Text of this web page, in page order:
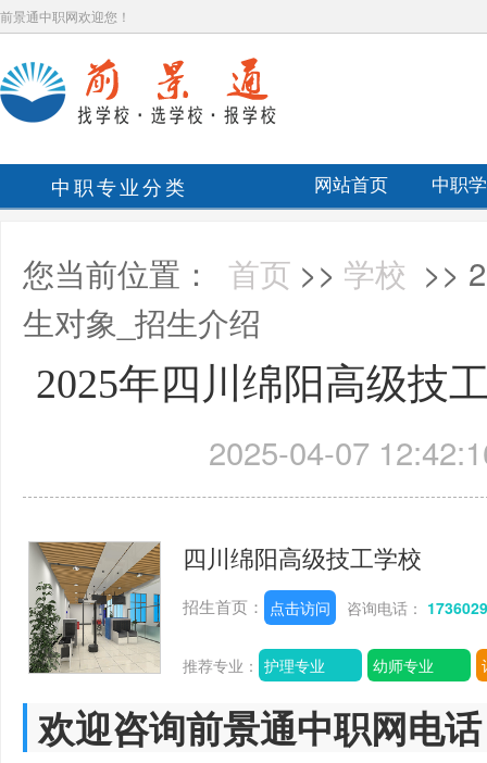
前景通中职网欢迎您！
中职专业分类 网站首页 中职
您当前位置： 首页 >> 学校 >>
生对象_招生介绍
2025年四川绵阳高级技
2025-04-07
四川绵阳高级技工学校
招生首页： 点击访问 咨询电话：
推荐专业： 护理专业 幼师专业
欢迎咨询前景通中职网电